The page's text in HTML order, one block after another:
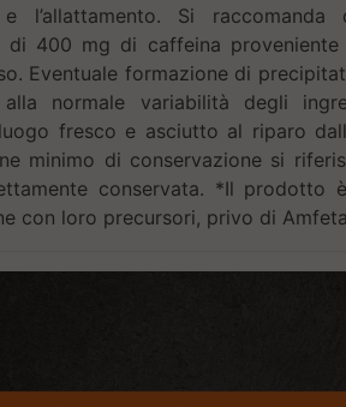
l’allattamento. Si raccomanda
di 400 mg di caffeina
Eventuale formazione di
normale variabilità degli
fresco e asciutto al riparo
minimo di conservazione si
conservata. *Il prodotto
con loro precursori, privo di